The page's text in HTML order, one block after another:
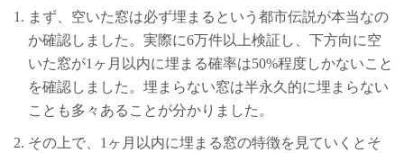
まず、空いた窓は必ず埋まるという都市伝説が本当なの
か確認しました。実際に6万件以上検証し、下方向に空
いた窓が1ヶ月以内に埋まる確率は50%程度しかないこと
を確認しました。埋まらない窓は半永久的に埋まらない
ことも多々あることが分かりました。
その上で、1ヶ月以内に埋まる窓の特徴を見ていくとそ